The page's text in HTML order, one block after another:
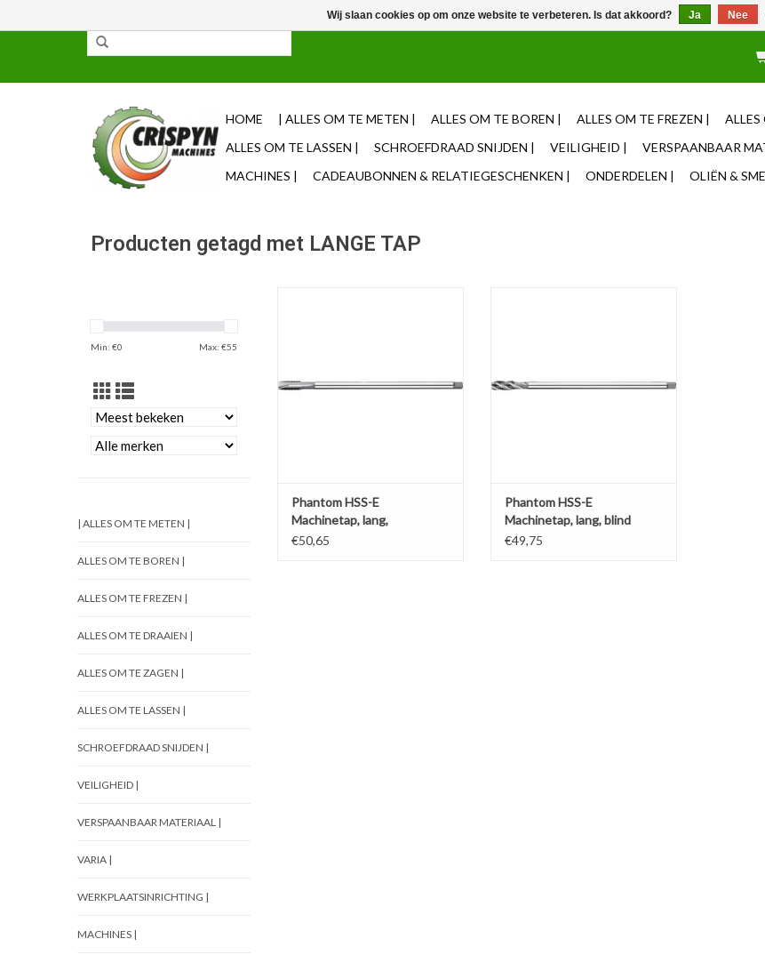
HOME | ALLES OM TE METEN | ALLES OM TE BOREN | ALLES OM TE FREZEN |
ALLES OM TE LASSEN |
SCHROEFDRAAD SNIJDEN | VEILIGHEID | VERSPAANBAAR
MACHINES |
CADEAUBONNEN & RELATIEGESCHENKEN | ONDERDELEN | OLIËN &
Producten getagd met LANGE TAP
Min: €0 Max: €55
| ALLES OM TE METEN |
ALLES OM TE BOREN |
ALLES OM TE FREZEN |
ALLES OM TE DRAAIEN |
ALLES OM TE ZAGEN |
ALLES OM TE LASSEN |
SCHROEFDRAAD SNIJDEN |
VEILIGHEID |
VERSPAANBAAR MATERIAAL |
VARIA |
WERKPLAATSINRICHTING |
MACHINES |
Phantom HSS-E
Machinetap, lang,
doorlopend
€50,65
Phantom HSS-E
Machinetap, lang, blind
€49,75
Wij slaan cookies op om onze website te verbeteren. Is dat akkoord? Ja Nee
✓ 85% uit voorraad leverbaar ✓ Op werkdagen voor 12u besteld, zelfde dag verzonden ✓ Eigen adviseurs